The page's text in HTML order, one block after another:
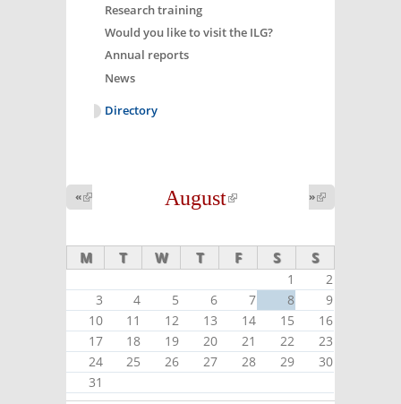
Research training
Would you like to visit the ILG?
Annual reports
News
Directory
August
(link is
«
external)
»
external)
M T W T F S S
1
2
3
4 5 6 7 8
9
10
11 12 13 14 15
16
17
18 19 20 21 22
23
24
25 26 27 28 29
30
31